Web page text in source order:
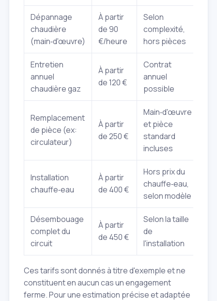
Dépannage
chaudière
(main‑d'œuvre)
À partir
de 90
€/heure
Selon
complexité,
hors pièces
Entretien
annuel
chaudière gaz
À partir
de 120 €
Contrat
annuel
possible
Remplacement
de pièce (ex:
circulateur)
À partir
de 250 €
Main‑d'œuvre
et pièce
standard
incluses
Installation
chauffe‑eau
À partir
de 400 €
Hors prix du
chauffe‑eau,
selon modèle
Désembouage
complet du
circuit
À partir
de 450 €
Selon la taille
de
l'installation
Ces tarifs sont donnés à titre d'exemple et ne
constituent en aucun cas un engagement
ferme. Pour une estimation précise et adaptée